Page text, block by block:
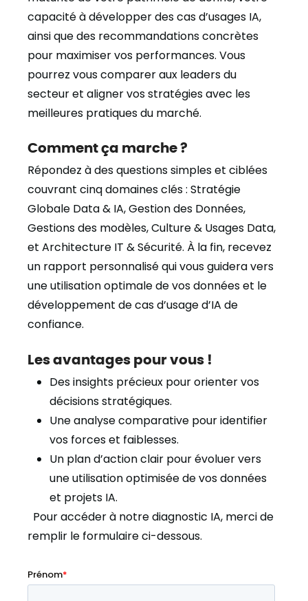
capacité à développer des cas d’usages IA,
ainsi que des recommandations concrètes
pour maximiser vos performances. Vous
pourrez vous comparer aux leaders du
secteur et aligner vos stratégies avec les
meilleures pratiques du marché.
Comment ça marche ?
Répondez à des questions simples et ciblées
couvrant cinq domaines clés : Stratégie
Globale Data & IA, Gestion des Données,
Gestions des modèles, Culture & Usages Data,
et Architecture IT & Sécurité. À la fin, recevez
un rapport personnalisé qui vous guidera vers
une utilisation optimale de vos données et le
développement de cas d’usage d’IA de
confiance.
Les avantages pour vous !
Des insights précieux pour orienter vos
décisions stratégiques.
Une analyse comparative pour identifier
vos forces et faiblesses.
Un plan d’action clair pour évoluer vers
une utilisation optimisée de vos données
et projets IA.
Pour accéder à notre diagnostic IA, merci de
remplir le formulaire ci-dessous.